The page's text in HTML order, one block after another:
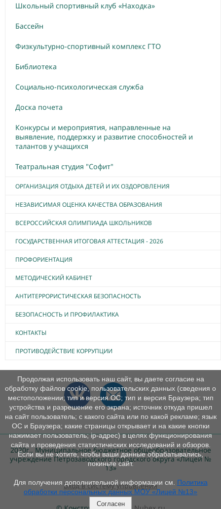
Школьный спортивный клуб «Находка»
Бассейн
Физкультурно-спортивный комплекс ГТО
Библиотека
Социально-психологическая служба
Доска почета
Конкурсы и мероприятия, направленные на
выявление, поддержку и развитие способностей и
талантов у учащихся
Театральная студия "Софит"
ОРГАНИЗАЦИЯ ОТДЫХА ДЕТЕЙ И ИХ ОЗДОРОВЛЕНИЯ
НЕЗАВИСИМАЯ ОЦЕНКА КАЧЕСТВА ОБРАЗОВАНИЯ
ВСЕРОССИЙСКАЯ ОЛИМПИАДА ШКОЛЬНИКОВ
ГОСУДАРСТВЕННАЯ ИТОГОВАЯ АТТЕСТАЦИЯ - 2026
ПРОФОРИЕНТАЦИЯ
МЕТОДИЧЕСКИЙ КАБИНЕТ
АНТИТЕРРОРИСТИЧЕСКАЯ БЕЗОПАСНОСТЬ
БЕЗОПАСНОСТЬ И ПРОФИЛАКТИКА
КОНТАКТЫ
ПРОТИВОДЕЙСТВИЕ КОРРУПЦИИ
2020г., Муниципальное бюджетное общеобразовательное
учреждение Петрозаводского городского округа «Лицей №
13»
Вход в систему управления
Продолжая использовать наш сайт, вы даете согласие на
обработку файлов cookie, пользовательских данных (сведения о
местоположении; тип и версия ОС; тип и версия Браузера; тип
устройства и разрешение его экрана; источник откуда пришел
на сайт пользователь; с какого сайта или по какой рекламе; язык
ОС и Браузера; какие страницы открывает и на какие кнопки
нажимает пользователь; ip-адрес) в целях функционирования
сайта и проведения статистических исследований и обзоров.
Если вы не хотите, чтобы ваши данные обрабатывались,
покиньте сайт.
Для получения дополнительной информации см. Политика
обработки персональных данных МОУ «Лицей №13»
Согласен